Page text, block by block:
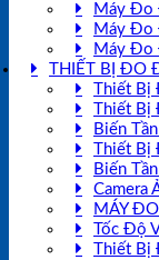
Máy Đo
Máy Đo
Máy Đo
THIẾT BỊ ĐO
Thiết
Thiết
Biến
Thiết
Biến
Camera
MÁY
Tốc Độ
Thiết